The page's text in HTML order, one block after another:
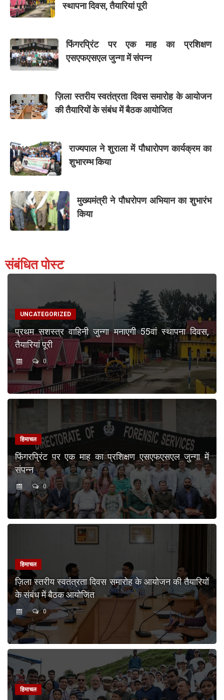
स्थापना दिवस, तैयारियां पूरी
फिंगरप्रिंट पर एक माह का प्रशिक्षण
एसएफएसएल जुन्गा में संपन्न
ज़िला स्तरीय स्वतंत्रता दिवस समारोह के आयोजन
की तैयारियों के संबंध में बैठक आयोजित
राज्यपाल ने शुराला में पौधारोपण कार्यक्रम का
शुभारम्भ किया
मुख्यमंत्री ने पौधरोपण अभियान का शुभारंभ
किया
संबंधित पोस्ट
UNCATEGORIZED
प्रथम सशस्त्र वाहिनी जुन्गा मनाएगी 55वां स्थापना दिवस,
तैयारियां पूरी
0
हिमाचल
फिंगरप्रिंट पर एक माह का प्रशिक्षण एसएफएसएल जुन्गा में
संपन्न
0
हिमाचल
ज़िला स्तरीय स्वतंत्रता दिवस समारोह के आयोजन की तैयारियों
के संबंध में बैठक आयोजित
0
हिमाचल